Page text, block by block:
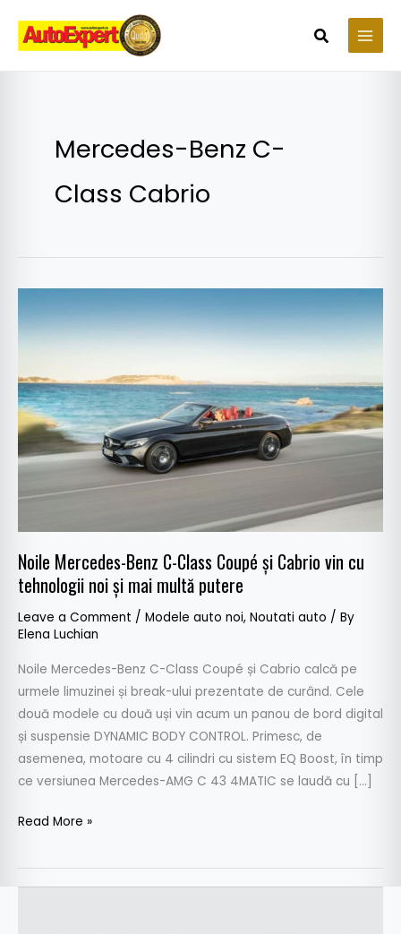
content
Search
Mercedes-Benz C-
Class Cabrio
Noile Mercedes-Benz C-Class Coupé și Cabrio vin cu
tehnologii noi și mai multă putere
Leave a Comment / Modele auto noi, Noutati auto / By
Elena Luchian
Noile Mercedes-Benz C-Class Coupé și Cabrio calcă pe
urmele limuzinei și break-ului prezentate de curând. Cele
două modele cu două uși vin acum un panou de bord digital
și suspensie DYNAMIC BODY CONTROL. Primesc, de
asemenea, motoare cu 4 cilindri cu sistem EQ Boost, în timp
ce versiunea Mercedes-AMG C 43 4MATIC se laudă cu […]
Mercedes-
Class
Coupé
și
Cabrio
cu
și
mai
multă
putere
Read More »